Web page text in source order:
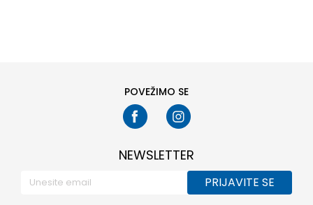
POVEŽIMO SE
NEWSLETTER
PRIJAVITE SE